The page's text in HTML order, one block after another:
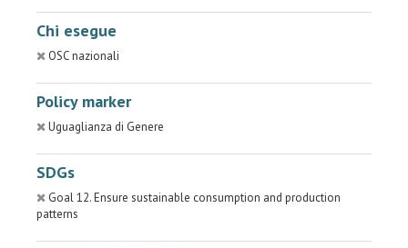
Chi esegue
OSC nazionali
Policy marker
Uguaglianza di Genere
SDGs
Goal 12. Ensure sustainable consumption and production
patterns